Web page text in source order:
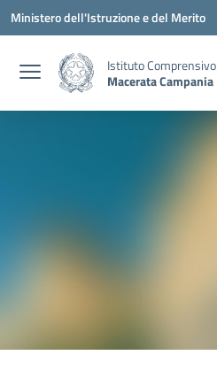
Vai ai contenuti
Vai al menu di navigazione
Vai al footer
Ministero dell'Istruzione e del Merito
Istituto Comprensivo
Macerata Campania